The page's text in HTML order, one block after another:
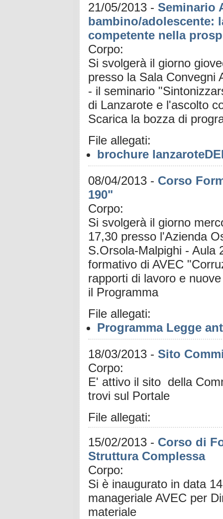
21/05/2013 - Seminario
bambino/adolescente:
competente nella
Corpo:
Si svolgerà il giorno
presso la Sala Convegni
- il seminario
di Lanzarote e l'ascolto
Scarica la bozza di
File allegati:
brochure
08/04/2013 - Corso
190"
Corpo:
Si svolgerà il giorno
17,30 presso l'Azienda
S.Orsola-Malpighi - Aula
formativo di AVEC
rapporti di lavoro e
il Programma
File allegati:
Programma Legge
18/03/2013 - Sito
Corpo:
E' attivo il sito della
trovi sul Portale
File allegati:
15/02/2013 - Corso di
Struttura Complessa
Corpo:
Si è inaugurato in data
manageriale AVEC per
materiale